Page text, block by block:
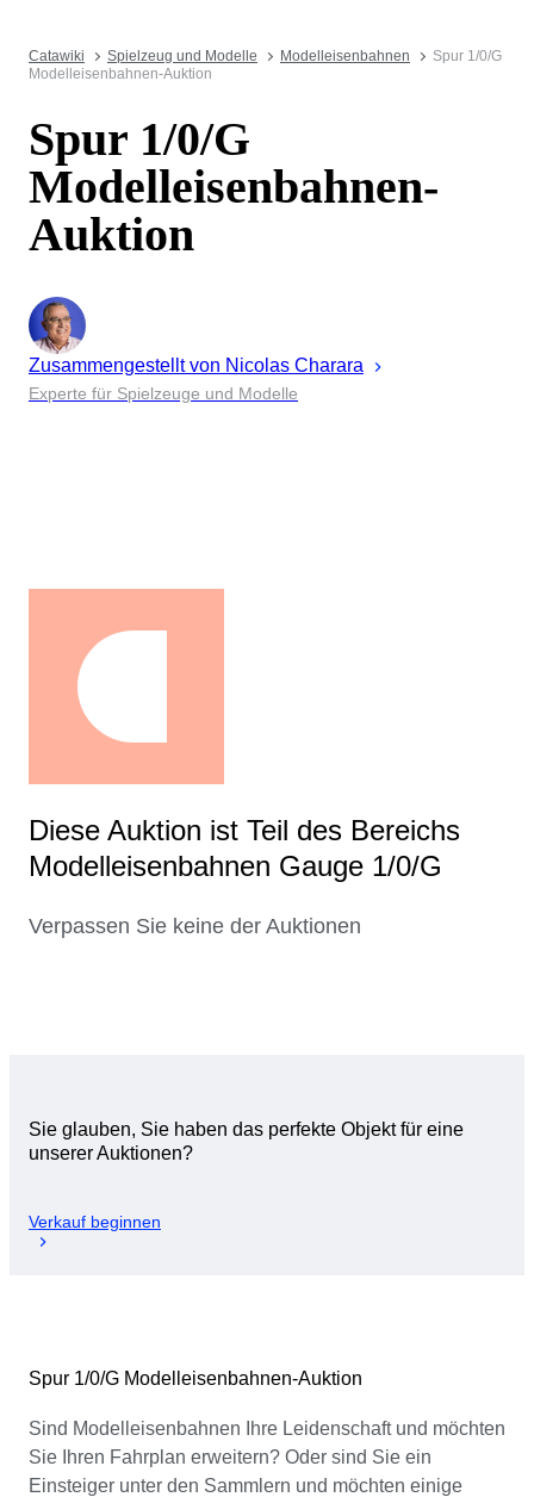
Catawiki Spielzeug und Modelle Modelleisenbahnen
Spur 1/0/G
Modelleisenbahnen-Auktion
Spur 1/0/G
Modelleisenbahnen-
Auktion
Zusammengestellt von Nicolas Charara
Experte für Spielzeuge und Modelle
Diese Auktion ist Teil des Bereichs
Modelleisenbahnen Gauge 1/0/G
Verpassen Sie keine der Auktionen
Sie glauben, Sie haben das perfekte Objekt für eine
unserer Auktionen?
Verkauf beginnen
Spur 1/0/G Modelleisenbahnen-Auktion
Sind Modelleisenbahnen Ihre Leidenschaft und möchten
Sie Ihren Fahrplan erweitern? Oder sind Sie ein
Einsteiger unter den Sammlern und möchten einige